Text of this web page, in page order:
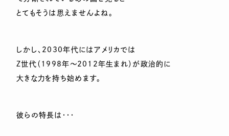
とてもそうは思えませんよね。
しかし、2030年代にはアメリカでは
Ｚ世代（1998年～2012年生まれ）が政治的に
大きな力を持ち始めます。
彼らの特長は・・・